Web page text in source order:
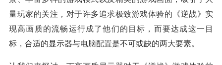
量玩家的关注，对于许多追求极致游戏体验的《逆战》实
现高画质的流畅运行成了他们的目标，而要达成这一目
标，合适的显示器与电脑配置是不可或缺的两大要素。